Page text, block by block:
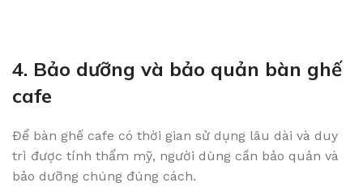
4. Bảo dưỡng và bảo quản bàn ghế
cafe
Để bàn ghế cafe có thời gian sử dụng lâu dài và duy
trì được tính thẩm mỹ, người dùng cần bảo quản và
bảo dưỡng chúng đúng cách.